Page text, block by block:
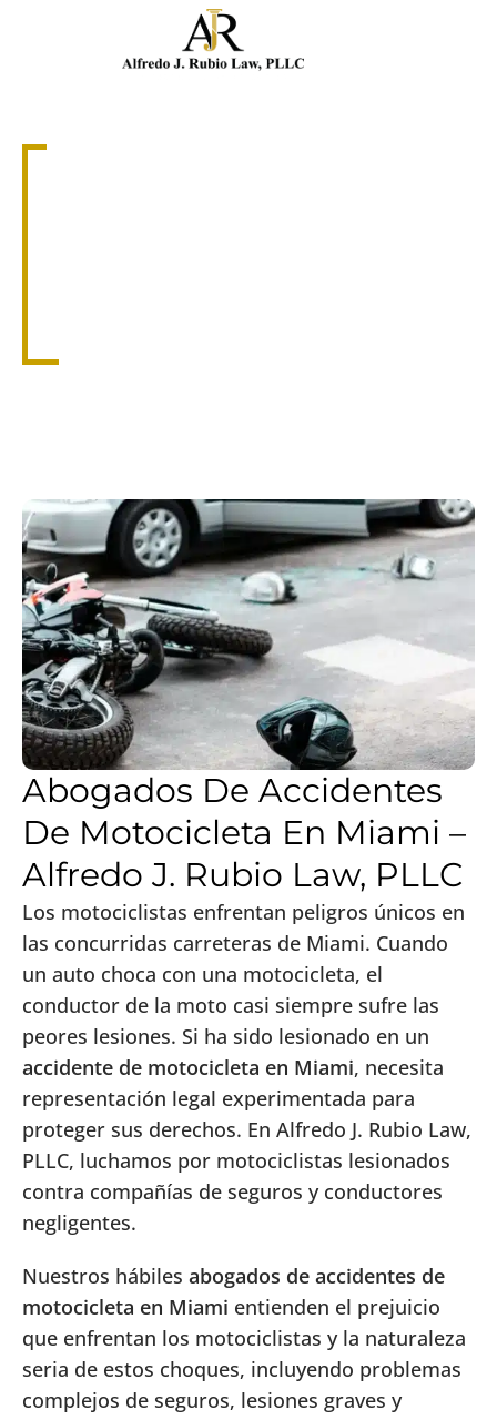
Abogados De Accidentes
De Motocicleta En Miami –
Alfredo J. Rubio Law, PLLC
Los motociclistas enfrentan peligros únicos en
las concurridas carreteras de Miami. Cuando
un auto choca con una motocicleta, el
conductor de la moto casi siempre sufre las
peores lesiones. Si ha sido lesionado en un
accidente de motocicleta en Miami, necesita
representación legal experimentada para
proteger sus derechos. En Alfredo J. Rubio Law,
PLLC, luchamos por motociclistas lesionados
contra compañías de seguros y conductores
negligentes.
Nuestros hábiles abogados de accidentes de
motocicleta en Miami entienden el prejuicio
que enfrentan los motociclistas y la naturaleza
seria de estos choques, incluyendo problemas
complejos de seguros, lesiones graves y